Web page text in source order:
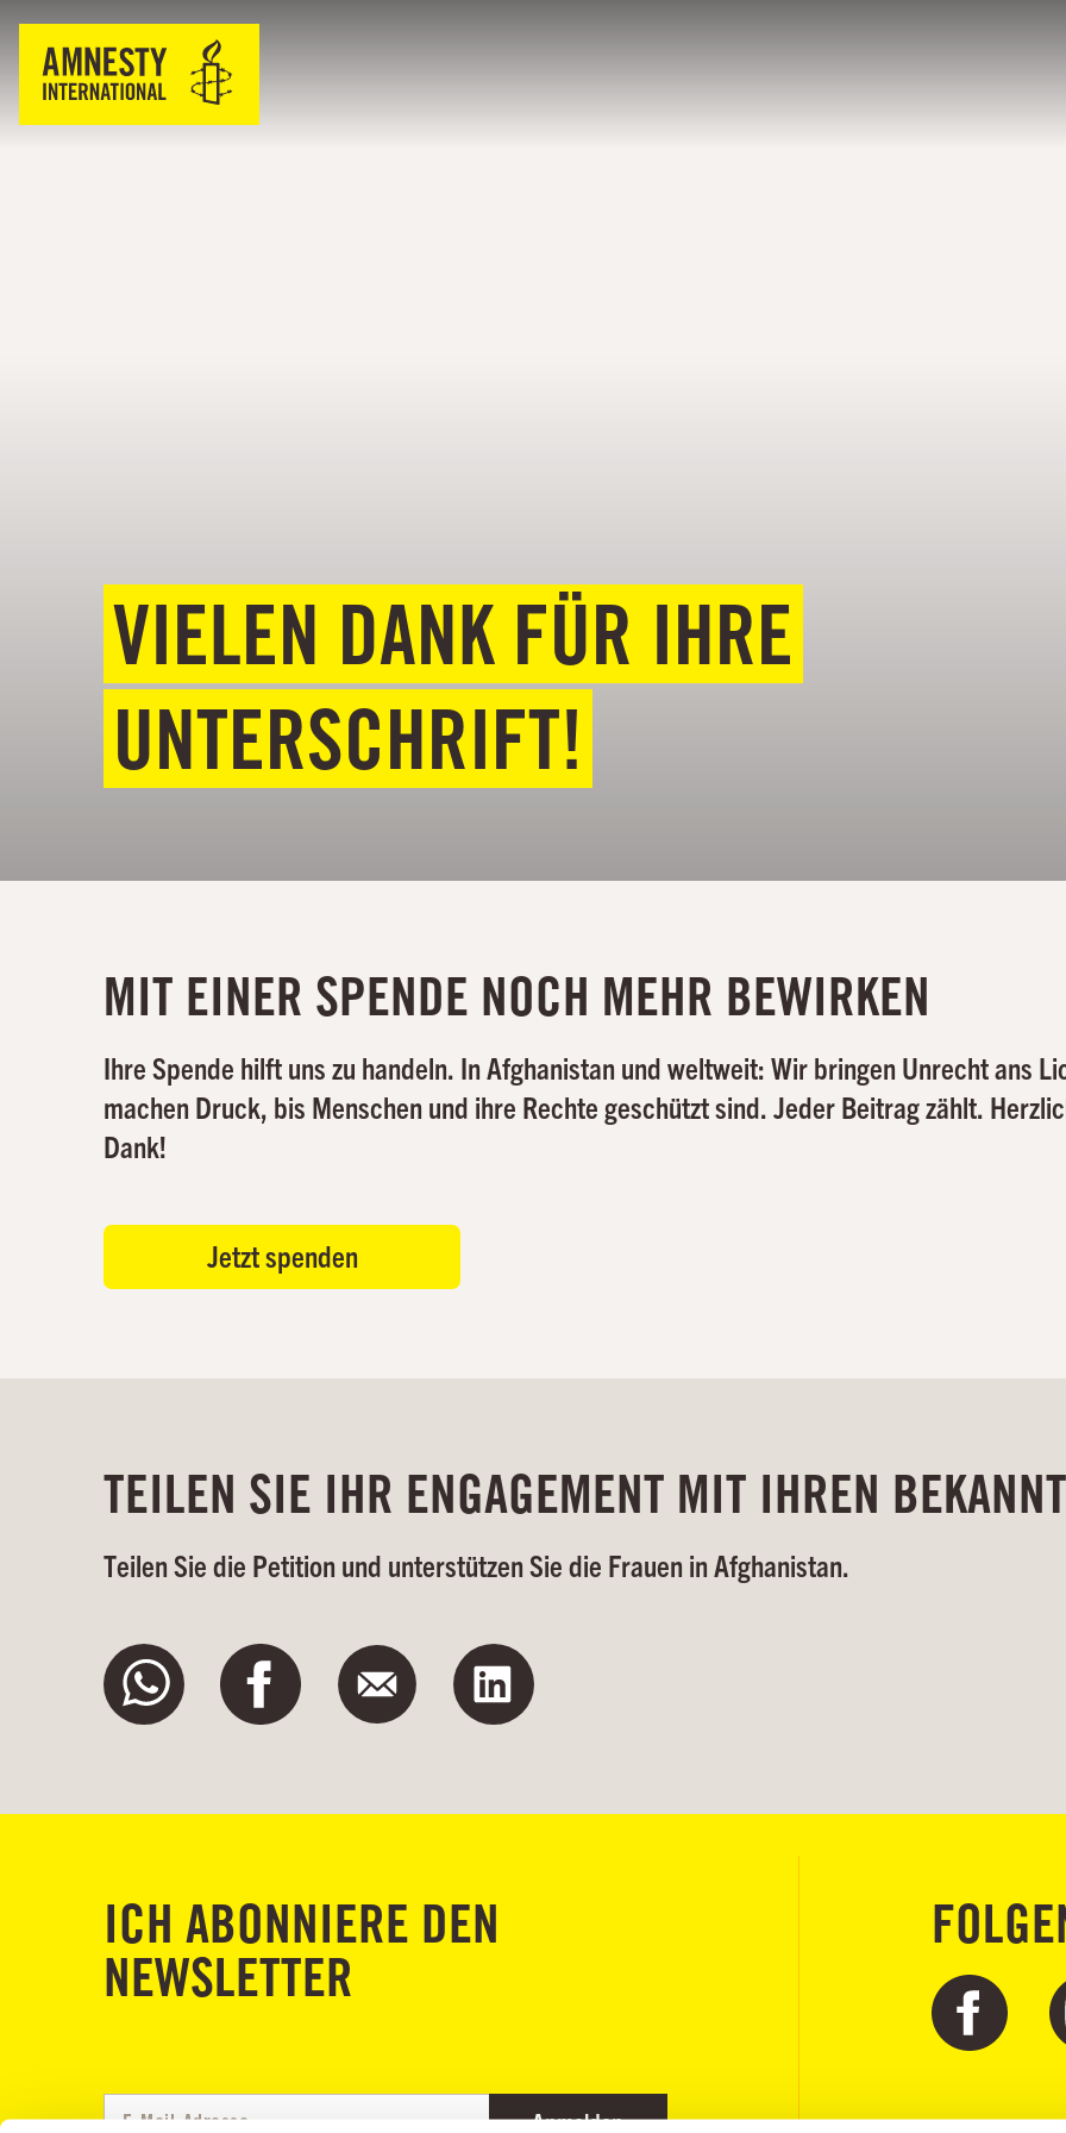
VIELEN DANK FÜR IHRE
UNTERSCHRIFT!
MIT EINER SPENDE NOCH MEHR BEWIRKEN
Ihre Spende hilft uns zu handeln. In Afghanistan und weltweit: Wir bringen Unrecht ans
machen Druck, bis Menschen und ihre Rechte geschützt sind. Jeder Beitrag zählt.
Dank!
Jetzt spenden
TEILEN SIE IHR ENGAGEMENT MIT IHREN
Teilen Sie die Petition und unterstützen Sie die Frauen in Afghanistan.
ICH ABONNIERE DEN
NEWSLETTER